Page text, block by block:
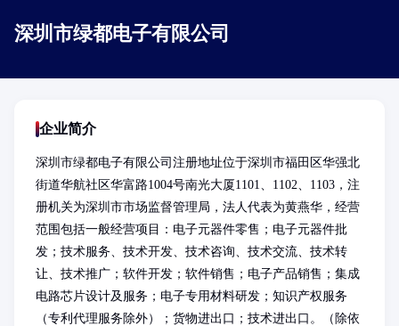
深圳市绿都电子有限公司
企业简介
深圳市绿都电子有限公司注册地址位于深圳市福田区华强北
街道华航社区华富路1004号南光大厦1101、1102、1103，注
册机关为深圳市市场监督管理局，法人代表为黄燕华，经营
范围包括一般经营项目：电子元器件零售；电子元器件批
发；技术服务、技术开发、技术咨询、技术交流、技术转
让、技术推广；软件开发；软件销售；电子产品销售；集成
电路芯片设计及服务；电子专用材料研发；知识产权服务
（专利代理服务除外）；货物进出口；技术进出口。（除依